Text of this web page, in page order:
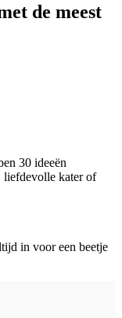
de meest
30 ideeën
liefdevolle kater of
in voor een beetje